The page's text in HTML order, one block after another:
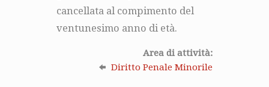
cancellata al compimento del
ventunesimo anno di età.
Area di attività:
Diritto Penale Minorile